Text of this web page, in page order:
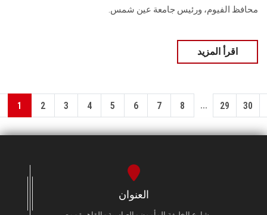
محافظ الفيوم، ورئيس جامعة عين شمس.
اقرأ المزيد
1 2 3 4 5 6 7 8 ... 29 30
العنوان